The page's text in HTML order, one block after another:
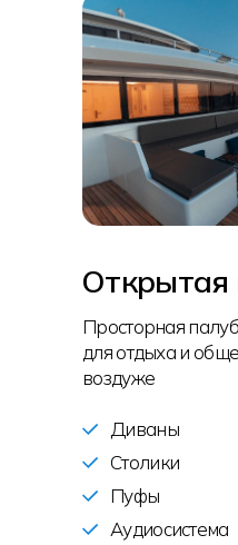
Открытая
Диваны
Просторная
для отдыха и
воздуже
Столики
Пуфы
Аудиосистема